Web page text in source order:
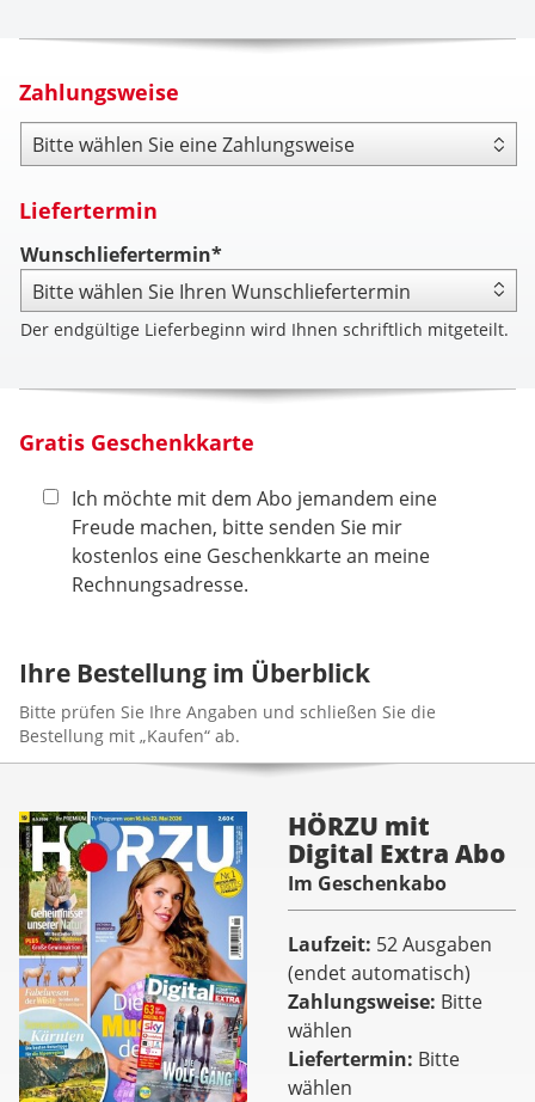
Zahlungsweise
Zahlungsweise
Liefertermin
Wunschliefertermin*
Der endgültige Lieferbeginn wird Ihnen schriftlich mitgeteilt.
Gratis Geschenkkarte
Ich möchte mit dem Abo jemandem eine
Freude machen, bitte senden Sie mir
kostenlos eine Geschenkkarte an meine
Rechnungsadresse.
Ihre Bestellung im Überblick
Bitte prüfen Sie Ihre Angaben und schließen Sie die
Bestellung mit „Kaufen“ ab.
HÖRZU mit
Digital Extra Abo
Im Geschenkabo
Laufzeit 52 Ausgaben
(endet automatisch)
Zahlungsweise Bitte
wählen
Liefertermin Bitte
wählen